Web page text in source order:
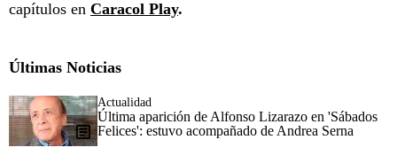
capítulos en Caracol Play.
Últimas Noticias
Actualidad
Última aparición de Alfonso Lizarazo en 'Sábados
Felices': estuvo acompañado de Andrea Serna